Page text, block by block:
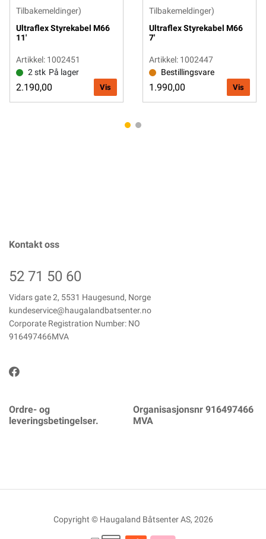
Tilbakemeldinger)
Ultraflex Styrekabel M66
11'
Artikkel: 1002451
2 stk På lager
2.190,00 Vis
Tilbakemeldinger)
Ultraflex Styrekabel M66
7'
Artikkel: 1002447
Bestillingsvare
1.990,00 Vis
Kontakt oss
52 71 50 60
Vidars gate 2, 5531 Haugesund, Norge
kundeservice@haugalandbatsenter.no
Corporate Registration Number: NO
916497466MVA
Ordre- og
leveringsbetingelser.
Organisasjonsnr 916497466
MVA
Copyright © Haugaland Båtsenter AS, 2026